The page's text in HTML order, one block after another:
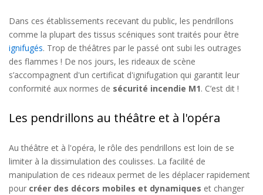
Dans ces établissements recevant du public, les pendrillons
comme la plupart des tissus scéniques sont traités pour être
ignifugés. Trop de théâtres par le passé ont subi les outrages
des flammes ! De nos jours, les rideaux de scène
s’accompagnent d'un certificat d'ignifugation qui garantit leur
conformité aux normes de sécurité incendie M1. C’est dit !
Les pendrillons au théâtre et à l'opéra
Au théâtre et à l'opéra, le rôle des pendrillons est loin de se
limiter à la dissimulation des coulisses. La facilité de
manipulation de ces rideaux permet de les déplacer rapidement
pour créer des décors mobiles et dynamiques et changer